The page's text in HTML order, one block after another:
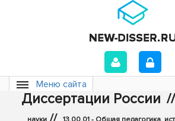
Меню сайта
Диссертации России //
//